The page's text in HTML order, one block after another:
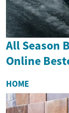
All Season
Online
HOME